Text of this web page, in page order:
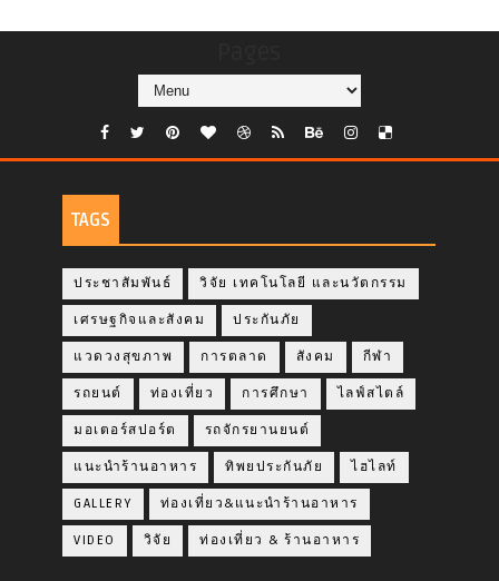
TAGS
ประชาสัมพันธ์ วิจัย เทคโนโลยี และนวัตกรรม
เศรษฐกิจและสังคม ประกันภัย
แวดวงสุขภาพ การตลาด สังคม กีฬา
รถยนต์ ท่องเที่ยว การศึกษา ไลฟ์สไตล์
มอเตอร์สปอร์ต รถจักรยานยนต์
แนะนำร้านอาหาร ทิพยประกันภัย ไฮไลท์
GALLERY ท่องเที่ยว&แนะนำร้านอาหาร
VIDEO วิจัย ท่องเที่ยว & ร้านอาหาร